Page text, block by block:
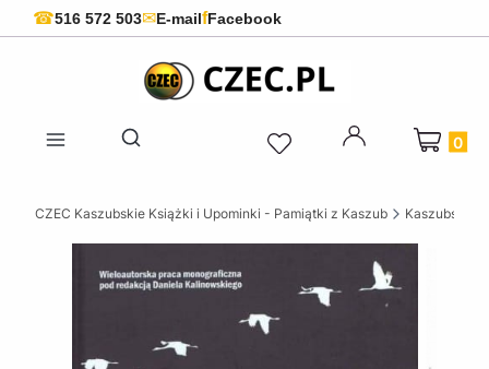
☎516 572 503✉E-mailfFacebook
Otwórz wyszukiwarkę
Produkty
CZEC Kaszubskie Książki i Upominki - Pamiątki z Kaszub Kaszubskie